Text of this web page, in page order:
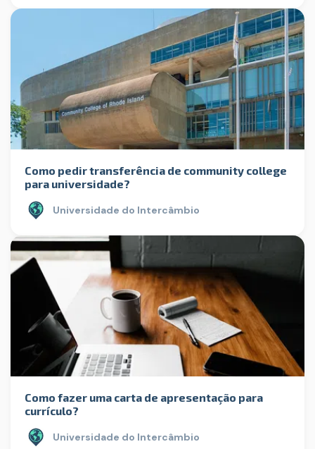
Como pedir transferência de community college
para universidade?
Universidade do Intercâmbio
Como fazer uma carta de apresentação para
currículo?
Universidade do Intercâmbio